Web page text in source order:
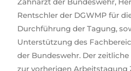
Rentschler der DGWMP für
Durchführung der Tagung,
Unterstützung des
der Bundeswehr. Der
zur vorherigen Arbeitstagung